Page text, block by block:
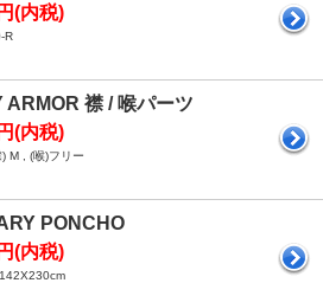
(内税)
R
ARMOR 襟 / 喉パーツ
(内税)
M , (喉)フリー
PONCHO
(内税)